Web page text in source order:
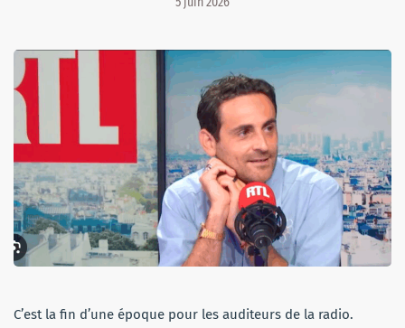
C’est la fin d’une époque pour les auditeurs de la radio.